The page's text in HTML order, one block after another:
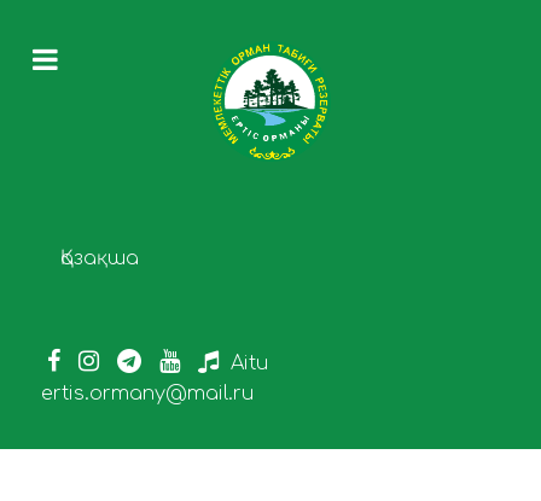
Выберите язык
Қазақша
Aitu
ertis.ormany@mail.ru